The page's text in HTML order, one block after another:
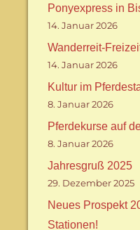
Ponyexpress in
14. Januar 2026
Wanderreit-
14. Januar 2026
Kultur im
8. Januar 2026
Pferdekurse auf
8. Januar 2026
Jahresgruß 2025
29. Dezember 2025
Neues Prospekt
Stationen!